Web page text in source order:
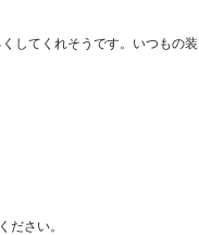
してくれそうです。いつもの
ださい。